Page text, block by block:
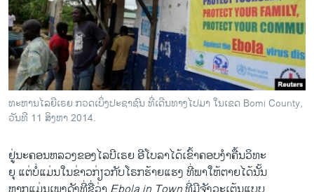
ຊຸມຊົນຊາວລາວ
ວິທະຍາສາດ-ເທັກໂນໂລຈີ
ທຸລະກິດ
ພາສາອັງກິດ
ວີດີໂອ
ລາຍການກະຈາຍສຽງ
ຕິດຕາມພວກເຮົາ ທີ່
ທະຫານໄລຍີເຣຍ ກວດເບິ່ງປະຊາຊົນ ທີ່ເດີນທາງໄປມາ ໃນເຂດ Bomi County,
ວັນທີ 11 ສິງຫາ 2014.
ຢູ່​ນະຄອນຫລວງ​ຂອງ​ໄລບີ​ເຣຍ ອີ​ໂບລາ​ໄດ້​ເຂົ້າ​ຄອບ​ງຳ​ຄື້ນວິທະ
ຍຸ ແຕ່ບໍ່​ແມ່ນ​ໃນ​ຂ່າວ​ກ່ຽວ​ກັບ​ໂຣກຮ້າຍ​ແຮງ ​ທີ່​ພາ​ໃຫ້​ຕາຍ​ໄດ້​ນັ້ນ